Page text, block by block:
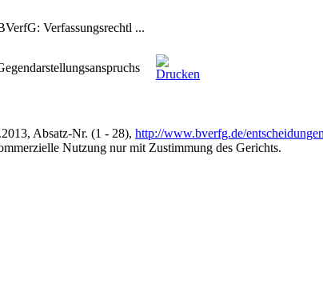
Verfassungsrechtl ...
Absatz-Nr. (1 - 28), http://www.bverfg.de/
Nutzung nur mit Zustimmung des Gerichts.